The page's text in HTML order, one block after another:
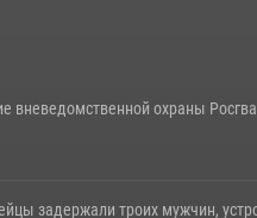
вневедомственной охраны
задержали троих мужчин,